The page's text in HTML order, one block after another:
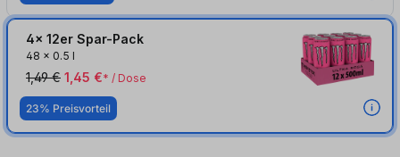
4x 12er Spar-Pack
48 x 0.5 l
1,49 € 1,45 €* / Dose
23% Preisvorteil